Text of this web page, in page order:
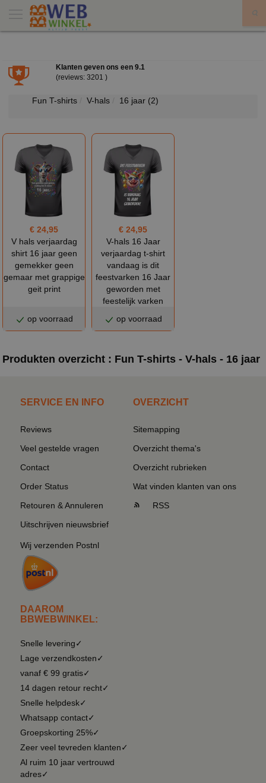
Klanten geven ons een 9.1
(reviews: 3201 )
Fun T-shirts V-hals 16 jaar (2)
€ 24,95
V hals verjaardag
shirt 16 jaar geen
gemekker geen
gemaar met grappige
geit print
op voorraad
€ 24,95
V-hals 16 Jaar
verjaardag t-shirt
vandaag is dit
feestvarken 16 Jaar
geworden met
feestelijk varken
op voorraad
Produkten overzicht : Fun T-shirts - V-hals - 16 jaar
SERVICE EN INFO
Reviews
Veel gestelde vragen
Contact
Order Status
Retouren & Annuleren
Uitschrijven nieuwsbrief
Wij verzenden Postnl
DAAROM
BBWEBWINKEL:
Snelle levering✓
Lage verzendkosten✓
vanaf € 99 gratis✓
14 dagen retour recht✓
Snelle helpdesk✓
Whatsapp contact✓
Groepskorting 25%✓
Zeer veel tevreden klanten✓
Al ruim 10 jaar vertrouwd
adres✓
OVERZICHT
Sitemapping
Overzicht thema's
Overzicht rubrieken
Wat vinden klanten van ons
RSS